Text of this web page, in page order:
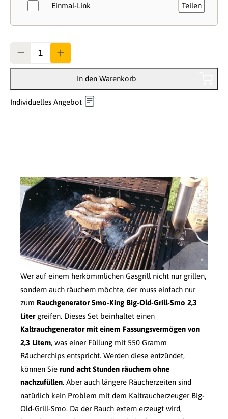
Einmal-Link Teilen
In den Warenkorb
Individuelles Angebot
Wer auf einem herkömmlichen Gasgrill nicht nur grillen,
sondern auch räuchern möchte, der muss einfach nur
zum Rauchgenerator Smo-King Big-Old-Grill-Smo 2,3
Litergreifen. Dieses Set beinhaltet einen
Kaltrauchgenerator mit einem Fassungsvermögen von
2,3 Litern, was einer Füllung mit 550 Gramm
Räucherchips entspricht. Werden diese entzündet,
können Sie rund acht Stunden räuchern ohne
nachzufüllen. Aber auch längere Räucherzeiten sind
natürlich kein Problem mit dem Kaltraucherzeuger Big-
Old-Grill-Smo. Da der Rauch extern erzeugt wird,